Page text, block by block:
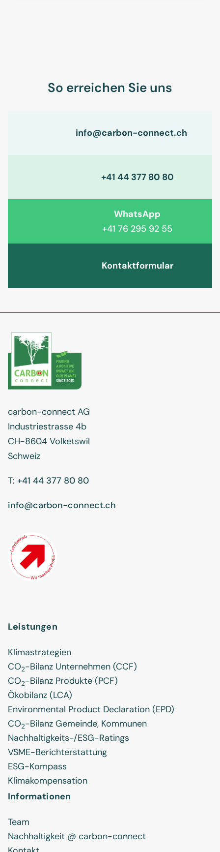
So erreichen Sie uns
info@carbon-connect.ch
+41 44 377 80 80
WhatsApp
+41 76 295 92 55
Kontaktformular
carbon-connect AG
Industriestrasse 4b
CH-8604 Volketswil
Schweiz
T: +41 44 377 80 80
info@carbon-connect.ch
Leistungen
Klimastrategien
CO2-Bilanz Unternehmen (CCF)
CO2-Bilanz Produkte (PCF)
Ökobilanz (LCA)
Environmental Product Declaration (EPD)
CO2-Bilanz Gemeinde, Kommunen
Nachhaltigkeits-/ESG-Ratings
VSME-Berichterstattung
ESG-Kompass
Klimakompensation
Informationen
Team
Nachhaltigkeit @ carbon-connect